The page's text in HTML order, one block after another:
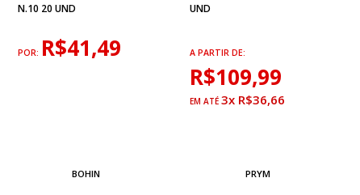
N.10 20 UND
POR: R$41,49
BOHIN
UND
A PARTIR DE:
R$109,99
3x R$36,66
PRYM